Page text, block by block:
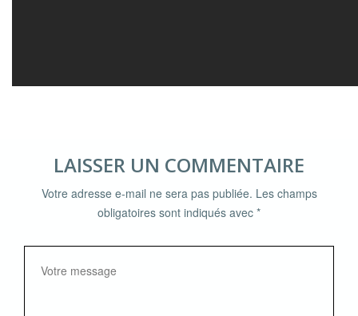
LAISSER UN COMMENTAIRE
Votre adresse e-mail ne sera pas publiée. Les champs
obligatoires sont indiqués avec *